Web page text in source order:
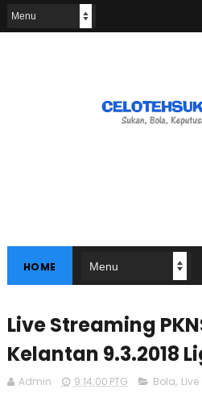
HOME
Live Streaming
Kelantan 9.3.2018
Admin 9:14:00 PTG Bola,